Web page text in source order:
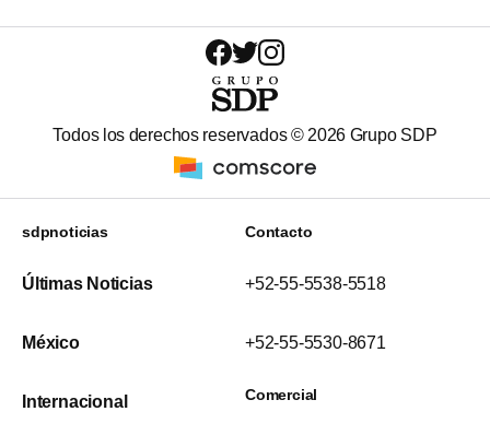
Todos los derechos reservados © 2026 Grupo SDP
sdpnoticias
Últimas Noticias
México
Internacional
Contacto
+52-55-5538-5518
+52-55-5530-8671
Comercial